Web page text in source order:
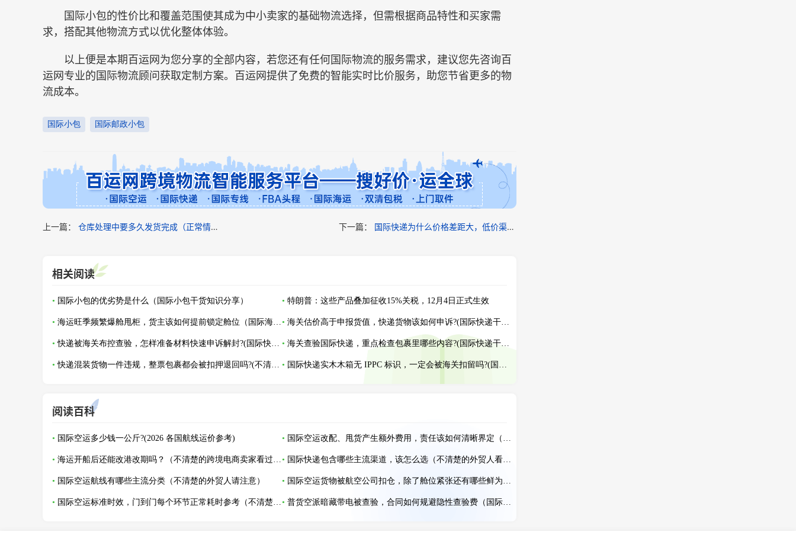
国际小包的性价比和覆盖范围使其成为中小卖家的基础物流选择，但需根据商品特性和买家需
求，搭配其他物流方式以优化整体体验。
以上便是本期百运网为您分享的全部内容，若您还有任何国际物流的服务需求，建议您先咨询百
运网专业的国际物流顾问获取定制方案。百运网提供了免费的智能实时比价服务，助您节省更多的物
流成本。
国际小包 国际邮政小包
上一篇： 仓库处理中要多久发货完成（正常情况下1-3天可以发货） 下一篇： 国际快递为什么价格差距大，低价渠道靠谱吗（外贸人必看篇）
相关阅读
国际小包的优劣势是什么（国际小包干货知识分享） 特朗普：这些产品叠加征收15%关税，12月4日正式生效
海运旺季频繁爆舱甩柜，货主该如何提前锁定舱位（国际海运干货知识分享） 海关估价高于申报货值，快递货物该如何申诉?(国际快递干货知识分享)
快递被海关布控查验，怎样准备材料快速申诉解封?(国际快递干货知识分享) 海关查验国际快递，重点检查包裹里哪些内容?(国际快递干货知识分享)
快递混装货物一件违规，整票包裹都会被扣押退回吗?(不清楚的外贸人看过来) 国际快递实木木箱无 IPPC 标识，一定会被海关扣留吗?(国际快递干货知识分享)
阅读百科
国际空运多少钱一公斤?(2026 各国航线运价参考) 国际空运改配、甩货产生额外费用，责任该如何清晰界定（国际空运干货知识分享）
海运开船后还能改港改期吗？（不清楚的跨境电商卖家看过来） 国际快递包含哪些主流渠道，该怎么选（不清楚的外贸人看过来）
国际空运航线有哪些主流分类（不清楚的外贸人请注意） 国际空运货物被航空公司扣仓，除了舱位紧张还有哪些鲜为人知的原因（跨境电商卖家必看篇）
国际空运标准时效，门到门每个环节正常耗时参考（不清楚的外贸人看过来） 普货空派暗藏带电被查验，合同如何规避隐性查验费（国际空运干货知识分享）